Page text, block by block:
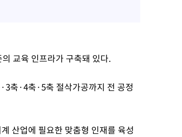
교육 인프라가 구축돼 있다.
축·4축·5축 절삭가공까지 전 공정
산업에 필요한 맞춤형 인재를 육성